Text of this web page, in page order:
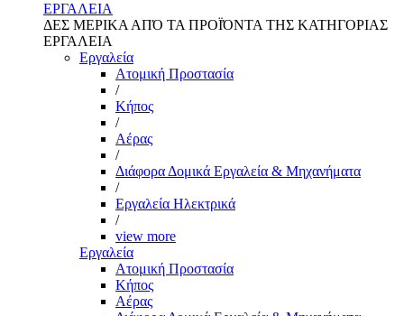
ΕΡΓΑΛΕΙΑ
ΔΕΣ ΜΕΡΙΚΑ ΑΠΌ ΤΑ ΠΡΟΪΌΝΤΑ ΤΗΣ ΚΑΤΗΓΟΡΙΑΣ
ΕΡΓΑΛΕΙΑ
Εργαλεία
Aτομική Προστασία
/
Kήπος
/
Αέρας
/
Διάφορα Δομικά Εργαλεία & Μηχανήματα
/
Εργαλεία Ηλεκτρικά
/
view more
Εργαλεία
Aτομική Προστασία
Kήπος
Αέρας